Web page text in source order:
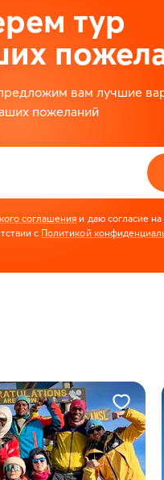
тур
вам лучшие
пожеланий
соглашения и даю согласие
с Политикой